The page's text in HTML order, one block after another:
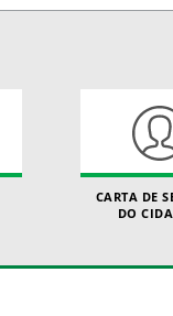
CARTA DE
DO